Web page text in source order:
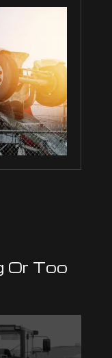
Or Too